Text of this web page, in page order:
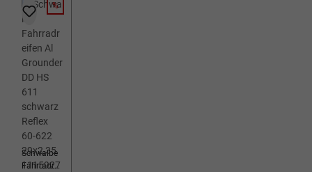
RABATT
%
Schwalbe
Fahrradreif